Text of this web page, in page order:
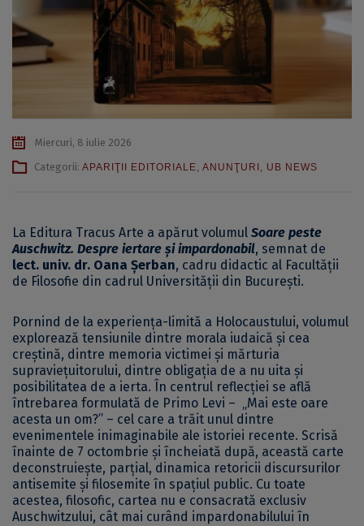
Miercuri, 8 iulie 2026
Categorii: APARIŢII EDITORIALE, ANUNŢURI , UB NEWS
La Editura Tracus Arte a apărut volumul Soare peste
Auschwitz. Despre iertare și impardonabil, semnat de
lect. univ. dr. Oana Șerban, cadru didactic al Facultății
de Filosofie din cadrul Universității din București.
Pornind de la experiența-limită a Holocaustului, volumul
explorează tensiunile dintre morala iudaică și cea
creștină, dintre memoria victimei și mărturia
supraviețuitorului, dintre obligația de a nu uita și
posibilitatea de a ierta. În centrul reflecției se află
întrebarea formulată de Primo Levi – „Mai este oare
acesta un om?” – cel care a trăit unul dintre
evenimentele inimaginabile ale istoriei recente. Scrisă
înainte de 7 octombrie și încheiată după, această carte
deconstruiește, parțial, dinamica retoricii discursurilor
antisemite și filosemite în spațiul public. Cu toate
acestea, filosofic, cartea nu e consacrată exclusiv
Auschwitzului, cât mai curând impardonabilului în